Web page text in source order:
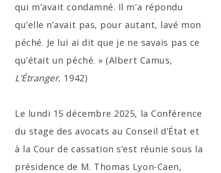
qui m’avait condamné. Il m’a répondu
qu’elle n’avait pas, pour autant, lavé mon
péché. Je lui ai dit que je ne savais pas ce
qu’était un péché. » (Albert Camus,
L’Étranger, 1942)
Le lundi 15 décembre 2025, la Conférence
du stage des avocats au Conseil d’État et
à la Cour de cassation s’est réunie sous la
présidence de M. Thomas Lyon-Caen,